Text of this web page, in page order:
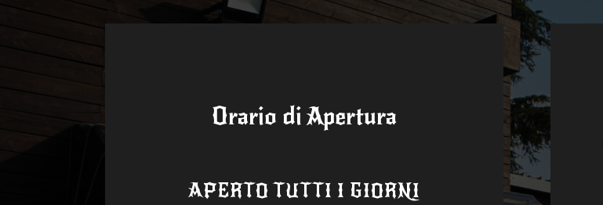
Orario di Apertura
APERTO TUTTI I GIORNI